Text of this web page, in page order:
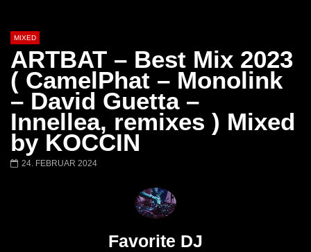
Später
Barbara Lago @ Kappa
FuturFestival 2024
THEMBA @
MIXED
ARTBAT – Best Mix 2023
( CamelPhat – Monolink
– David Guetta –
Innellea, remixes ) Mixed
by KOCCIN
24. FEBRUAR 2024
Favorite DJ